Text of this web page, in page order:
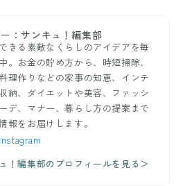
：サンキュ！編集部
きる素敵なくらしのアイデアを毎
。お金の貯め方から、時短掃除、
理作りなどの家事の知恵、インテ
納、ダイエットや美容、ファッシ
デ、マナー、暮らし方の提案まで
報をお届けします。
！編集部のプロフィールを見る＞